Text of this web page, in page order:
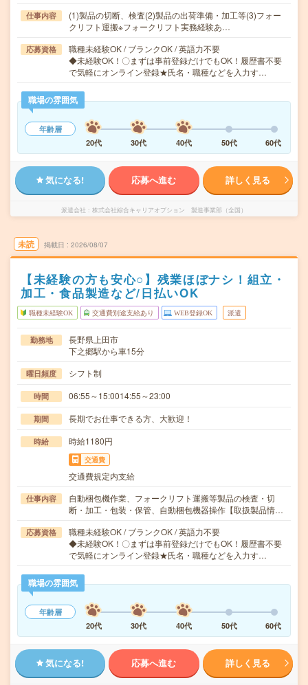
仕事内容
(1)製品の切断、検査(2)製品の出荷準備・加工等(3)フォー
クリフト運搬※フォークリフト実務経験あ…
応募資格
職種未経験OK / ブランクOK / 英語力不要
◆未経験OK！〇まずは事前登録だけでもOK！履歴書不要
で気軽にオンライン登録★氏名・職種などを入力す…
職場の雰囲気
年齢層
20代
30代 40代 50代 60代
気になる! 応募へ進む 詳しく見る
派遣会社 株式会社綜合キャリアオプション 製造事業部（全国）
未読 掲載日 2026/08/07
【未経験の方も安心○】残業ほぼナシ！組立・
加工・食品製造など/日払いOK
職種未経験OK 交通費別途支給あり WEB登録OK 派遣
勤務地
長野県上田市
下之郷駅から車15分
曜日頻度 シフト制
時間 06:55～15:0014:55～23:00
期間 長期でお仕事できる方、大歓迎！
時給 時給1180円
交通費
交通費規定内支給
仕事内容
自動梱包機作業、フォークリフト運搬等製品の検査・切
断・加工・包装・保管、自動梱包機器操作【取扱製品情…
応募資格
職種未経験OK / ブランクOK / 英語力不要
◆未経験OK！〇まずは事前登録だけでもOK！履歴書不要
で気軽にオンライン登録★氏名・職種などを入力す…
職場の雰囲気
年齢層
20代
30代 40代 50代 60代
気になる! 応募へ進む 詳しく見る